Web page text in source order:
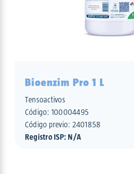
Bioenzim Pro 1 L
Tensoactivos
Código: 100004495
Código previo: 2401858
Registro ISP: N/A